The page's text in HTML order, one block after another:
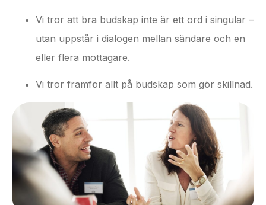
Vi tror att bra budskap inte är ett ord i singular –
utan uppstår i dialogen mellan sändare och en
eller flera mottagare.
Vi tror framför allt på budskap som gör skillnad.